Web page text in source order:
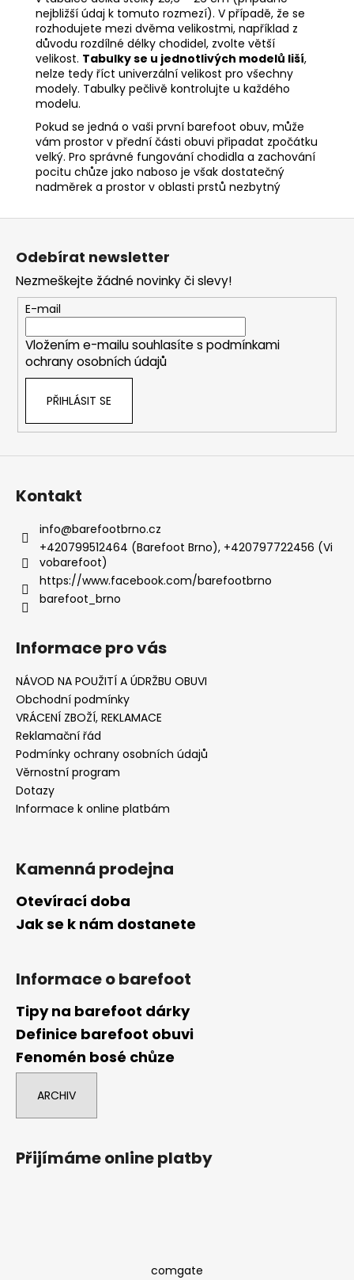
nejbližší údaj k tomuto rozmezí). V případě, že se
rozhodujete mezi dvěma velikostmi, například z
důvodu rozdílné délky chodidel, zvolte větší
velikost. Tabulky se u jednotlivých modelů liší,
nelze tedy říct univerzální velikost pro všechny
modely. Tabulky pečlivě kontrolujte u každého
modelu.
Pokud se jedná o vaši první barefoot obuv, může
vám prostor v přední části obuvi připadat zpočátku
velký. Pro správné fungování chodidla a zachování
pocitu chůze jako naboso je však dostatečný
nadměrek a prostor v oblasti prstů nezbytný
Odebírat newsletter
Nezmeškejte žádné novinky či slevy!
E-mail
Vložením e-mailu souhlasíte s podmínkami
ochrany osobních údajů
PŘIHLÁSIT SE
Kontakt
info@barefootbrno.cz
+420799512464 (Barefoot Brno), +420797722456 (Vi
vobarefoot)
https://www.facebook.com/barefootbrno
barefoot_brno
Informace pro vás
NÁVOD NA POUŽITÍ A ÚDRŽBU OBUVI
Obchodní podmínky
VRÁCENÍ ZBOŽÍ, REKLAMACE
Reklamační řád
Podmínky ochrany osobních údajů
Věrnostní program
Dotazy
Informace k online platbám
Kamenná prodejna
Otevírací doba
Jak se k nám dostanete
Informace o barefoot
Tipy na barefoot dárky
Definice barefoot obuvi
Fenomén bosé chůze
ARCHIV
Přijímáme online platby
comgate